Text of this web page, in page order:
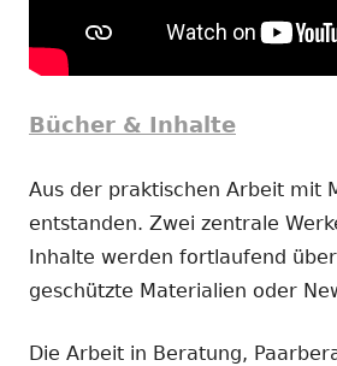
Bücher & Inhalte
Aus der praktischen Arbeit mit
entstanden. Zwei zentrale
Inhalte werden fortlaufend
geschützte Materialien oder
Die Arbeit in Beratung,